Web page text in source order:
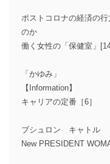
ポストコロナの経済の
のか
働く女性の「保健室」
「かゆみ」
【Information】
キャリアの定番［6］
ブシュロン キャトル
New PRESIDENT